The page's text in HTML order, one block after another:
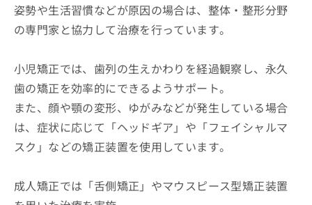
姿勢や生活習慣などが原因の場合は、整体・整形分野
の専門家と協力して治療を行っています。
小児矯正では、歯列の生えかわりを経過観察し、永久
歯の矯正を効率的にできるようサポート。
また、顔や顎の変形、ゆがみなどが発生している場合
は、症状に応じて「ヘッドギア」や「フェイシャルマ
スク」などの矯正装置を使用しています。
成人矯正では「舌側矯正」やマウスピース型矯正装置